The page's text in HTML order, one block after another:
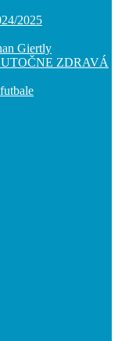
2025
Giertly
ZDRAVÁ